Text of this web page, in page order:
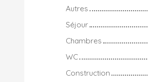
Autres
Séjour
Chambres
WC
Construction